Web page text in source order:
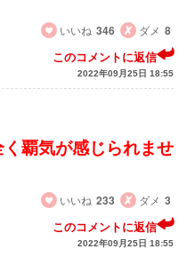
いいね 346 ダメ 8
このコメントに返信
2022年09月25日 18:55
覇気が感じられませ
いいね 233 ダメ 3
このコメントに返信
2022年09月25日 18:55